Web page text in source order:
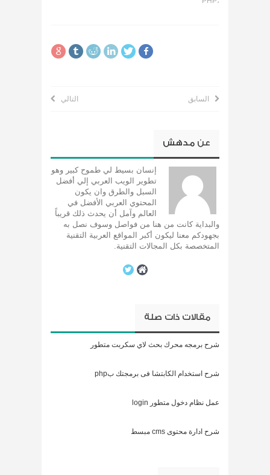
السابق التالي
عن مدهش
إنسان بسيط لي طموح كبير وهو
تطوير الويب العربي إلي أفضل
السبل والطرق وان يكون
المحتوي العربي الأفضل في
العالم وآمل أن يحدث ذلك قريباً
والبداية كانت من هنا من فواصل وسوف نصل به
بجهودكم معنا ليكون أكبر المواقع العربية التقنية
المتخصصة بكل المجالات التقنية.
مقالات ذات صلة
شرح برمجه محرك بحث لاي سكربت متطور
شرح استخدام الكابتشا فى برمجتك بphp
عمل نظام دخول متطور login
شرح ادارة محتوى cms مبسط